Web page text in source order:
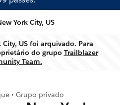
York City, US
Aviso
City, US foi arquivado. Para
do grupo Trailblazer
Team.
• Grupo privado